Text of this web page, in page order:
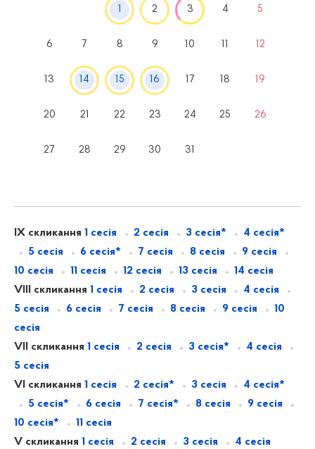
1 2 3 4 5
6 7 8 9 10 11 12
13 14 15 16 17 18 19
20 21 22 23 24 25 26
27 28 29 30 31
IX скликання 1 сесія 2 сесія 3 сесія*
4 сесія*
5 сесія
6 сесія* 7 сесія 8 сесія
9 сесія
10 сесія
11 сесія 12 сесія 13 сесія
14 сесія
VIII скликання 1 сесія 2 сесія 3 сесія
4 сесія
5 сесія
6 сесія 7 сесія 8 сесія 9 сесія
10
сесія
VII скликання 1 сесія 2 сесія 3 сесія*
4 сесія
5 сесія
VI скликання 1 сесія 2 сесія* 3 сесія
4 сесія*
5 сесія*
6 сесія 7 сесія* 8 сесія
9 сесія
10 сесія*
11 сесія
V скликання 1 сесія 2 сесія 3 сесія
4 сесія